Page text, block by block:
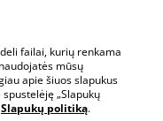
informacija
failai, kurių renkama
mūsų
apie šiuos slapukus
„Slapukų
Slapukų politiką.